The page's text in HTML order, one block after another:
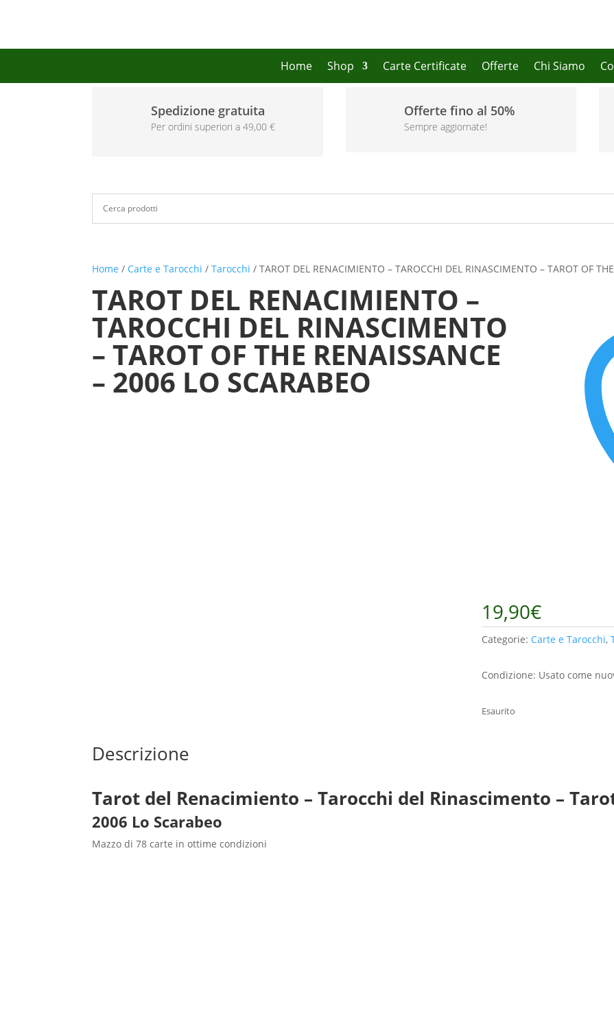
Home Shop Carte Certificate Offerte Chi Siamo
Spedizione gratuita
Per ordini superiori a 49,00 €
Offerte fino al 50%
Sempre aggiornate!
Home / Carte e Tarocchi /Tarocchi / TAROT DEL RENACIMIENTO – TAROCCHI DEL RINASCIMENTO – TAROT OF
TAROT DEL RENACIMIENTO –
TAROCCHI DEL RINASCIMENTO
– TAROT OF THE RENAISSANCE
– 2006 LO SCARABEO
19,90€
Categorie: Carte e Tarocchi,
Condizione: Usato come
Esaurito
Descrizione
Tarot del Renacimiento – Tarocchi del Rinascimento –
2006 Lo Scarabeo
Mazzo di 78 carte in ottime condizioni